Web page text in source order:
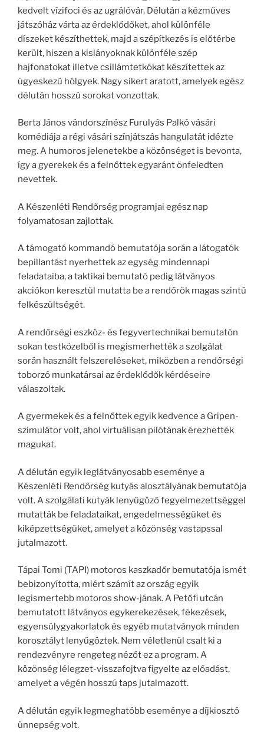
kedvelt vízifoci és az ugrálóvár. Délután a kézműves
játszóház várta az érdeklődőket, ahol különféle
díszeket készíthettek, majd a szépítkezés is előtérbe
került, hiszen a kislányoknak különféle szép
hajfonatokat illetve csillámtetkókat készítettek az
ügyeskezű hölgyek. Nagy sikert aratott, amelyek egész
délután hosszú sorokat vonzottak.
Berta János vándorszínész Furulyás Palkó vásári
komédiája a régi vásári színjátszás hangulatát idézte
meg. A humoros jelenetekbe a közönséget is bevonta,
így a gyerekek és a felnőttek egyaránt önfeledten
nevettek.
A Készenléti Rendőrség programjai egész nap
folyamatosan zajlottak.
A támogató kommandó bemutatója során a látogatók
bepillantást nyerhettek az egység mindennapi
feladataiba, a taktikai bemutató pedig látványos
akciókon keresztül mutatta be a rendőrök magas szintű
felkészültségét.
A rendőrségi eszköz- és fegyvertechnikai bemutatón
sokan testközelből is megismerhették a szolgálat
során használt felszereléseket, miközben a rendőrségi
toborzó munkatársai az érdeklődők kérdéseire
válaszoltak.
A gyermekek és a felnőttek egyik kedvence a Gripen-
szimulátor volt, ahol virtuálisan pilótának érezhették
magukat.
A délután egyik leglátványosabb eseménye a
Készenléti Rendőrség kutyás alosztályának bemutatója
volt. A szolgálati kutyák lenyűgöző fegyelmezettséggel
mutatták be feladataikat, engedelmességüket és
kiképzettségüket, amelyet a közönség vastapssal
jutalmazott.
Tápai Tomi (TAPI) motoros kaszkadőr bemutatója ismét
bebizonyította, miért számít az ország egyik
legismertebb motoros show-jának. A Petőfi utcán
bemutatott látványos egykerekezések, fékezések,
egyensúlygyakorlatok és egyéb mutatványok minden
korosztályt lenyűgöztek. Nem véletlenül csalt ki a
rendezvényre rengeteg nézőt ez a program. A
közönség lélegzet-visszafojtva figyelte az előadást,
amelyet a végén hosszú taps jutalmazott.
A délután egyik legmeghatóbb eseménye a díjkiosztó
ünnepség volt.